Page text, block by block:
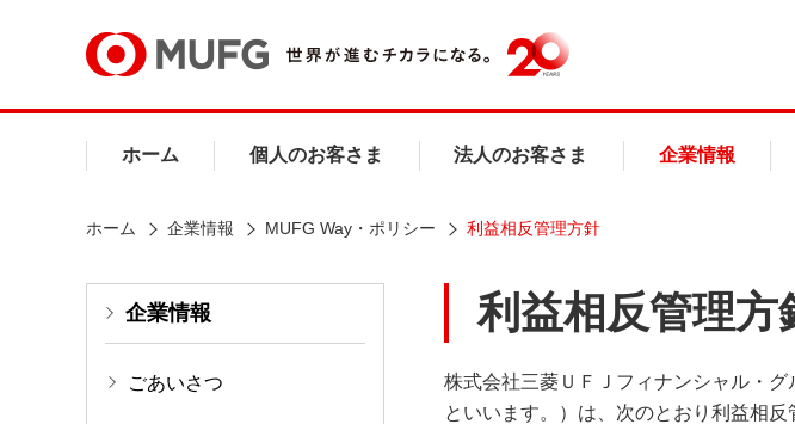
ホーム 個人のお客さま 法人のお客さま 企業情報
ホーム 企業情報 MUFG Way・ポリシー 利益相反管理方針
企業情報
ごあいさつ
利益相反管理方
株式会社三菱ＵＦＪフィナンシャル・
といいます。）は、次のとおり利益相